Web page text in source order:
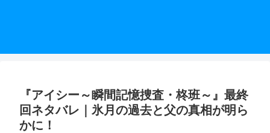
『アイシー～瞬間記憶捜査・柊班～』最終
回ネタバレ｜氷月の過去と父の真相が明ら
かに！